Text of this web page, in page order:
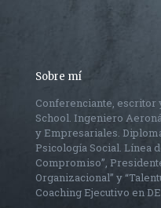
Sobre mí
Conferenciante, escritor
School. Ingeniero
y Empresariales.
Psicología Social. Línea
Compromiso”,
Organizacional” y
Coaching Ejecutivo en